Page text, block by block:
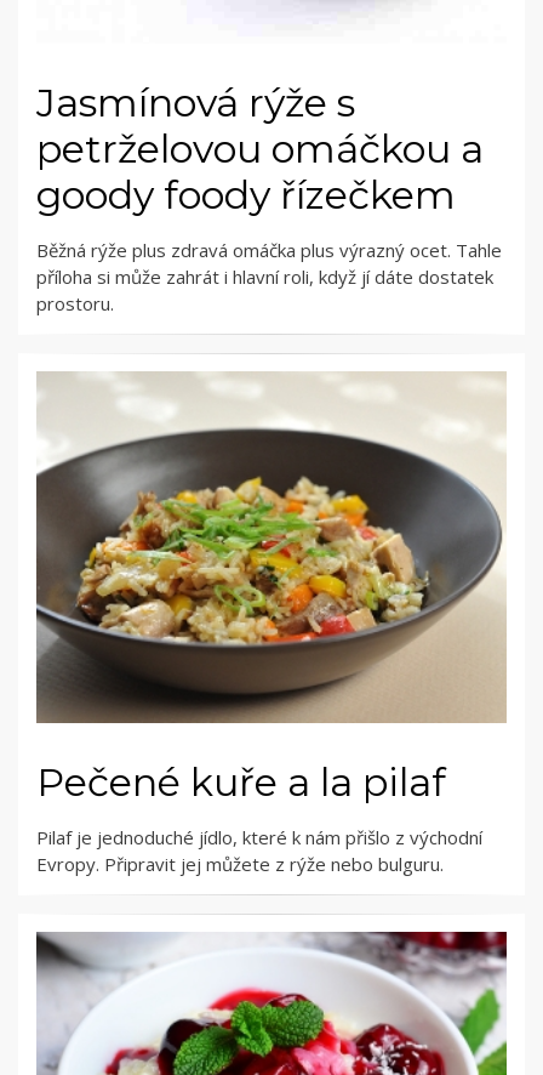
Jasmínová rýže s
petrželovou omáčkou a
goody foody řízečkem
Běžná rýže plus zdravá omáčka plus výrazný ocet. Tahle
příloha si může zahrát i hlavní roli, když jí dáte dostatek
prostoru.
Pečené kuře a la pilaf
Pilaf je jednoduché jídlo, které k nám přišlo z východní
Evropy. Připravit jej můžete z rýže nebo bulguru.